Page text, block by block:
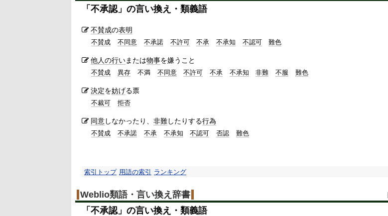
「 不承認」の言い換え・類義語
不賛成の表明
不賛成 不同意 不承諾 不許可 不承 不承知 不認可 難色
他人の行いまたは物事を嫌うこと
不賛成 異存 不満 不同意 不許可 不承 不承知 非難 不服 難色
決定を妨げる票
不裁可 拒否
同意しなかったり、 非難したりする行為
不賛成 不承諾 不承 不承知 不認可 否認 難色
索引トップ 用語の索引 ランキング
Weblio類語・言い換え辞書
「 不承認」の言い換え・類義語